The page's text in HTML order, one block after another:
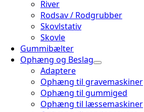
River
Rodsav / Rodgrubber
Skovlstativ
Skovle
Gummibælter
Ophæng og Beslag
Adaptere
Ophæng til gravemaskiner
Ophæng til gummiged
Ophæng til læssemaskiner